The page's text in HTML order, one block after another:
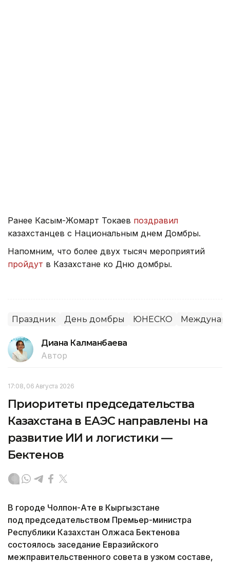
Ранее Касым-Жомарт Токаев поздравил
казахстанцев с Национальным днем Домбры.
Напомним, что более двух тысяч мероприятий
пройдут в Казахстане ко Дню домбры.
Праздник День домбры ЮНЕСКО
Диана Калманбаева
Автор
17:08, 06 Августа 2026
Приоритеты председательства
Казахстана в ЕАЭС направлены на
развитие ИИ и логистики —
Бектенов
В городе Чолпон-Ате в Кыргызстане
под председательством Премьер-министра
Республики Казахстан Олжаса Бектенова
состоялось заседание Евразийского
межправительственного совета в узком составе,